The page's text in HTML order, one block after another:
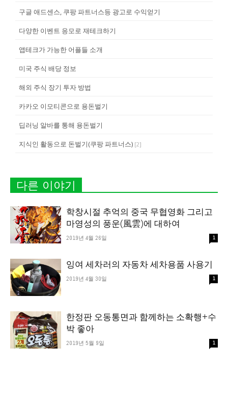
구글 애드센스, 쿠팡 파트너스등 광고로 수익얻기
다양한 이벤트 응모로 재테크하기
앱테크가 가능한 어플들 소개
미국 주식 배당 정보
해외 주식 장기 투자 방법
카카오 이모티콘으로 용돈벌기
딥러닝 알바를 통해 용돈벌기
지식인 활동으로 돈벌기(쿠팡 파트너스) [2]
다른 이야기
학창시절 추억의 중국 무협영화 그리고
마영성의 풍운(風雲)에 대하여
2019년 4월 26일 1
잉여 세차러의 자동차 세차용품 사용기
2019년 4월 30일 1
한정판 오동통면과 함께하는 소확행+수
박 좋아
2019년 5월 9일 1